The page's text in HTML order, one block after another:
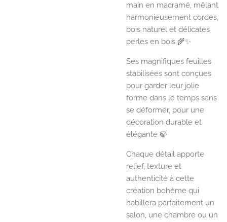
main en macramé, mêlant
harmonieusement cordes,
bois naturel et délicates
perles en bois 🌾✨
Ses magnifiques feuilles
stabilisées sont conçues
pour garder leur jolie
forme dans le temps sans
se déformer, pour une
décoration durable et
élégante 🍃
Chaque détail apporte
relief, texture et
authenticité à cette
création bohème qui
habillera parfaitement un
salon, une chambre ou un